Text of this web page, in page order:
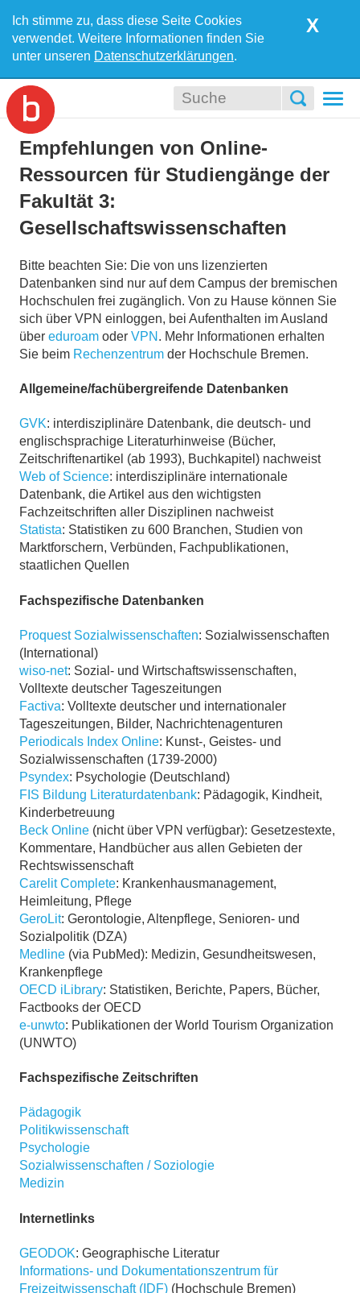
Ich stimme zu, dass diese Seite Cookies
verwendet. Weitere Informationen finden Sie
unter unseren Datenschutzerklärungen.
X
Empfehlungen von Online-
Ressourcen für Studiengänge der
Fakultät 3:
Gesellschaftswissenschaften
Bitte beachten Sie: Die von uns lizenzierten
Datenbanken sind nur auf dem Campus der bremischen
Hochschulen frei zugänglich. Von zu Hause können Sie
sich über VPN einloggen, bei Aufenthalten im Ausland
über eduroam oder VPN . Mehr Informationen erhalten
Sie beim Rechenzentrum der Hochschule Bremen.
Allgemeine/fachübergreifende Datenbanken
GVK: interdisziplinäre Datenbank, die deutsch- und
englischsprachige Literaturhinweise (Bücher,
Zeitschriftenartikel (ab 1993), Buchkapitel) nachweist
Web of Science: interdisziplinäre internationale
Datenbank, die Artikel aus den wichtigsten
Fachzeitschriften aller Disziplinen nachweist
Statista: Statistiken zu 600 Branchen, Studien von
Marktforschern, Verbünden, Fachpublikationen,
staatlichen Quellen
Fachspezifische Datenbanken
Proquest Sozialwissenschaften: Sozialwissenschaften
(International)
wiso-net: Sozial- und Wirtschaftswissenschaften,
Volltexte deutscher Tageszeitungen
Factiva: Volltexte deutscher und internationaler
Tageszeitungen, Bilder, Nachrichtenagenturen
Periodicals Index Online: Kunst-, Geistes- und
Sozialwissenschaften (1739-2000)
Psyndex: Psychologie (Deutschland)
FIS Bildung Literaturdatenbank: Pädagogik, Kindheit,
Kinderbetreuung
Beck Online (nicht über VPN verfügbar): Gesetzestexte,
Kommentare, Handbücher aus allen Gebieten der
Rechtswissenschaft
Carelit Complete: Krankenhausmanagement,
Heimleitung, Pflege
GeroLit: Gerontologie, Altenpflege, Senioren- und
Sozialpolitik (DZA)
Medline (via PubMed): Medizin, Gesundheitswesen,
Krankenpflege
OECD iLibrary: Statistiken, Berichte, Papers, Bücher,
Factbooks der OECD
e-unwto: Publikationen der World Tourism Organization
(UNWTO)
Fachspezifische Zeitschriften
Pädagogik
Politikwissenschaft
Psychologie
Sozialwissenschaften / Soziologie
Medizin
Internetlinks
GEODOK: Geographische Literatur
Informations- und Dokumentationszentrum für
Freizeitwissenschaft (IDF) (Hochschule Bremen)